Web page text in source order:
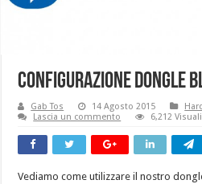
Configurazione dongle
Gab Tos 14 Agosto 2015
Lascia un commento
6,212
Vediamo come utilizzare il nostro